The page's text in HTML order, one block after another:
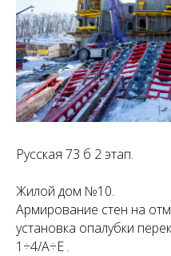
Русская 73 б 2 этап.
Жилой дом №10.
Армирование стен на
установка опалубки
1÷4/А÷Е .